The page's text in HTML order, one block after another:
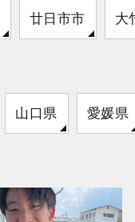
廿日市市 大
山口県 愛媛県